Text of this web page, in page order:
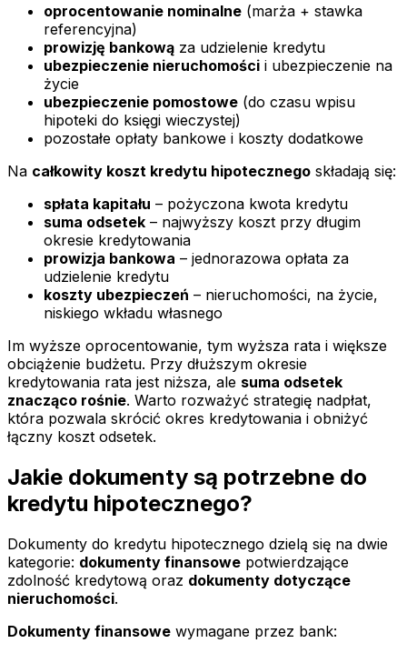
oprocentowanie nominalne (marża + stawka
referencyjna)
prowizję bankową za udzielenie kredytu
ubezpieczenie nieruchomości i ubezpieczenie na
życie
ubezpieczenie pomostowe (do czasu wpisu
hipoteki do księgi wieczystej)
pozostałe opłaty bankowe i koszty dodatkowe
Na całkowity koszt kredytu hipotecznego składają się:
spłata kapitału – pożyczona kwota kredytu
suma odsetek – najwyższy koszt przy długim
okresie kredytowania
prowizja bankowa – jednorazowa opłata za
udzielenie kredytu
koszty ubezpieczeń – nieruchomości, na życie,
niskiego wkładu własnego
Im wyższe oprocentowanie, tym wyższa rata i większe
obciążenie budżetu. Przy dłuższym okresie
kredytowania rata jest niższa, ale suma odsetek
znacząco rośnie. Warto rozważyć strategię nadpłat,
która pozwala skrócić okres kredytowania i obniżyć
łączny koszt odsetek.
Jakie dokumenty są potrzebne do
kredytu hipotecznego?
Dokumenty do kredytu hipotecznego dzielą się na dwie
kategorie: dokumenty finansowe potwierdzające
zdolność kredytową oraz dokumenty dotyczące
nieruchomości.
Dokumenty finansowe wymagane przez bank: